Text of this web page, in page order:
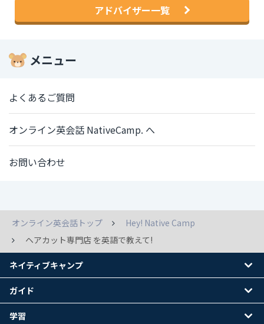
アドバイザー一覧
メニュー
よくあるご質問
オンライン英会話 NativeCamp. へ
お問い合わせ
オンライン英会話トップ
Hey! Native Camp
ヘアカット専門店 を英語で教えて!
ネイティブキャンプ
ガイド
学習